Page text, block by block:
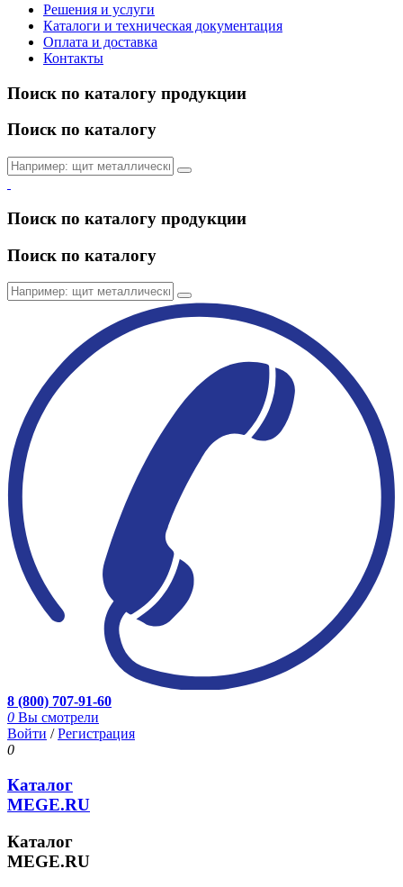
Решения и услуги
Каталоги и техническая документация
Оплата и доставка
Контакты
Поиск по каталогу продукции
Поиск по каталогу
Поиск по каталогу продукции
Поиск по каталогу
8 (800) 707-91-60
0 Вы смотрели
Войти /Регистрация
0
Каталог
MEGE.RU
Каталог
MEGE.RU